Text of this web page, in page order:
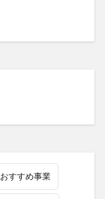
おすすめ事業